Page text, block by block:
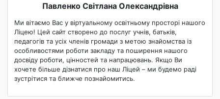
Павленко Світлана Олександрівна
Ми вітаємо Вас у віртуальному освітньому просторі нашого
Ліцею! Цей сайт створено до послуг учнів, батьків,
педагогів та усіх членів громади з метою знайомства із
особливостями роботи закладу та поширення нашого
досвіду роботи, цінностей та напрацювань. Якщо Ви
хочете більше дізнатися про наш Ліцей – ми будемо раді
зустрітися та ближче познайомитись.